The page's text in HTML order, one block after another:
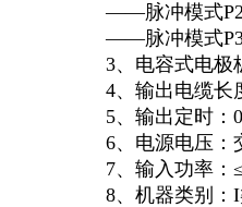
——脉冲模式
——脉冲模式
3、电容式电极
4、输出电缆长
5、输出定时：
6、电源电压：
7、输入功率：
8、机器类别： I